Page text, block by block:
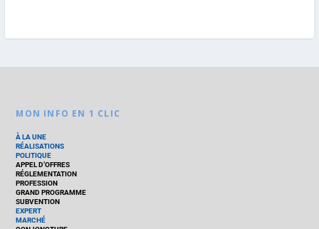
MON INFO EN 1 CLIC
À LA UNE
RÉALISATIONS
POLITIQUE
APPEL D’OFFRES
RÉGLEMENTATION
PROFESSION
GRAND PROGRAMME
SUBVENTION
EXPERT
MARCHÉ